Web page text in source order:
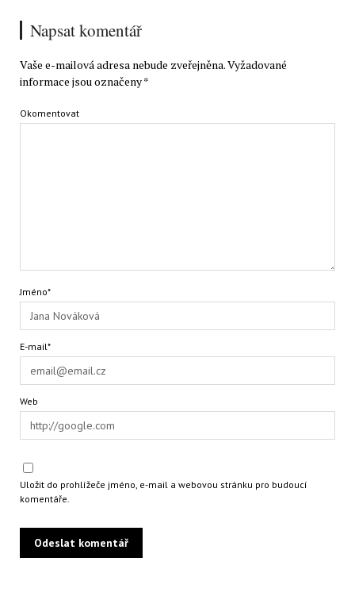
Napsat komentář
Vaše e-mailová adresa nebude zveřejněna.Vyžadované
informace jsou označeny*
Okomentovat
Jméno*
E-mail*
Web
Uložit do prohlížeče jméno, e-mail a webovou stránku pro budoucí
komentáře.